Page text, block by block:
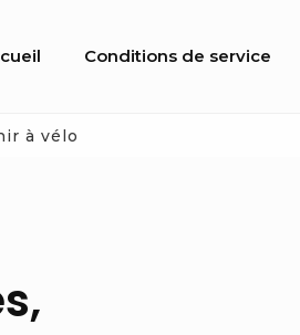
Conditions de service
à vélo